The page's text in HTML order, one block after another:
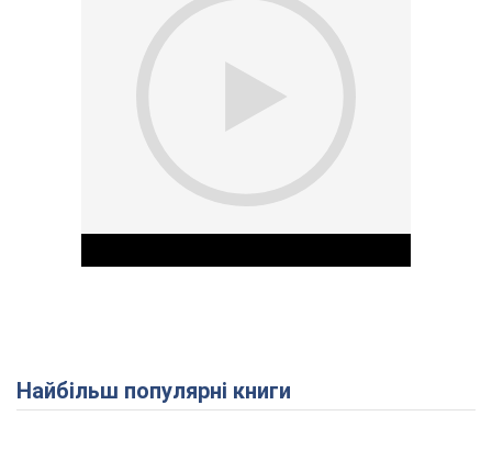
Play Video
Найбільш популярні книги